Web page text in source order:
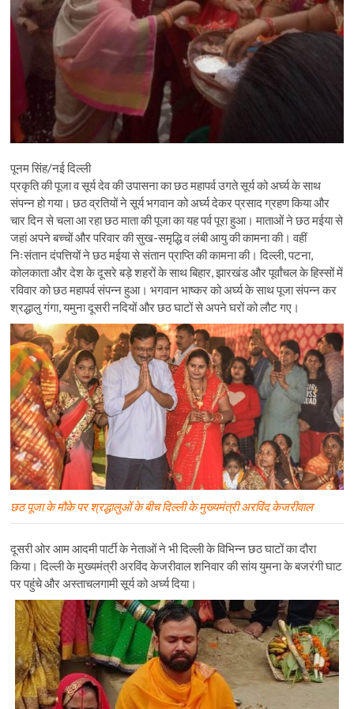
पूनम सिंह/नई दिल्ली
प्रकृति की पूजा व सूर्य देव की उपासना का छठ महापर्व उगते सूर्य को अर्घ्य के साथ
संपन्न हो गया। छठ व्रतियों ने सूर्य भगवान को अर्घ्य देकर प्रसाद ग्रहण किया और
चार दिन से चला आ रहा छठ माता की पूजा का यह पर्व पूरा हुआ। माताओं ने छठ मईया से
जहां अपने बच्चों और परिवार की सुख-समृद्धि व लंबी आयु की कामना की। वहीं
निःसंतान दंपत्तियों ने छठ मईया से संतान प्राप्ति की कामना की। दिल्ली, पटना,
कोलकाता और देश के दूसरे बड़े शहरों के साथ बिहार, झारखंड और पूर्वांचल के हिस्सों में
रविवार को छठ महापर्व संपन्न हुआ। भगवान भाष्कर को अर्घ्य के साथ पूजा संपन्न कर
श्रद्धालु गंगा, यमुना दूसरी नदियों और छठ घाटों से अपने घरों को लौट गए।
छठ पूजा के मौके पर श्रद्धालुओं के बीच दिल्ली के मुख्यमंत्री अरविंद केजरीवाल
दूसरी ओर आम आदमी पार्टी के नेताओं ने भी दिल्ली के विभिन्न छठ घाटों का दौरा
किया। दिल्ली के मुख्यमंत्री अरविंद केजरीवाल शनिवार की सांय युमना के बजरंगी घाट
पर पहुंचे और अस्ताचलगामी सूर्य को अर्घ्य दिया।